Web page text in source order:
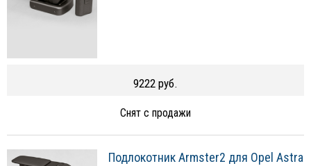
9222 руб.
Снят с продажи
Подлокотник Armster2 для Opel Astra